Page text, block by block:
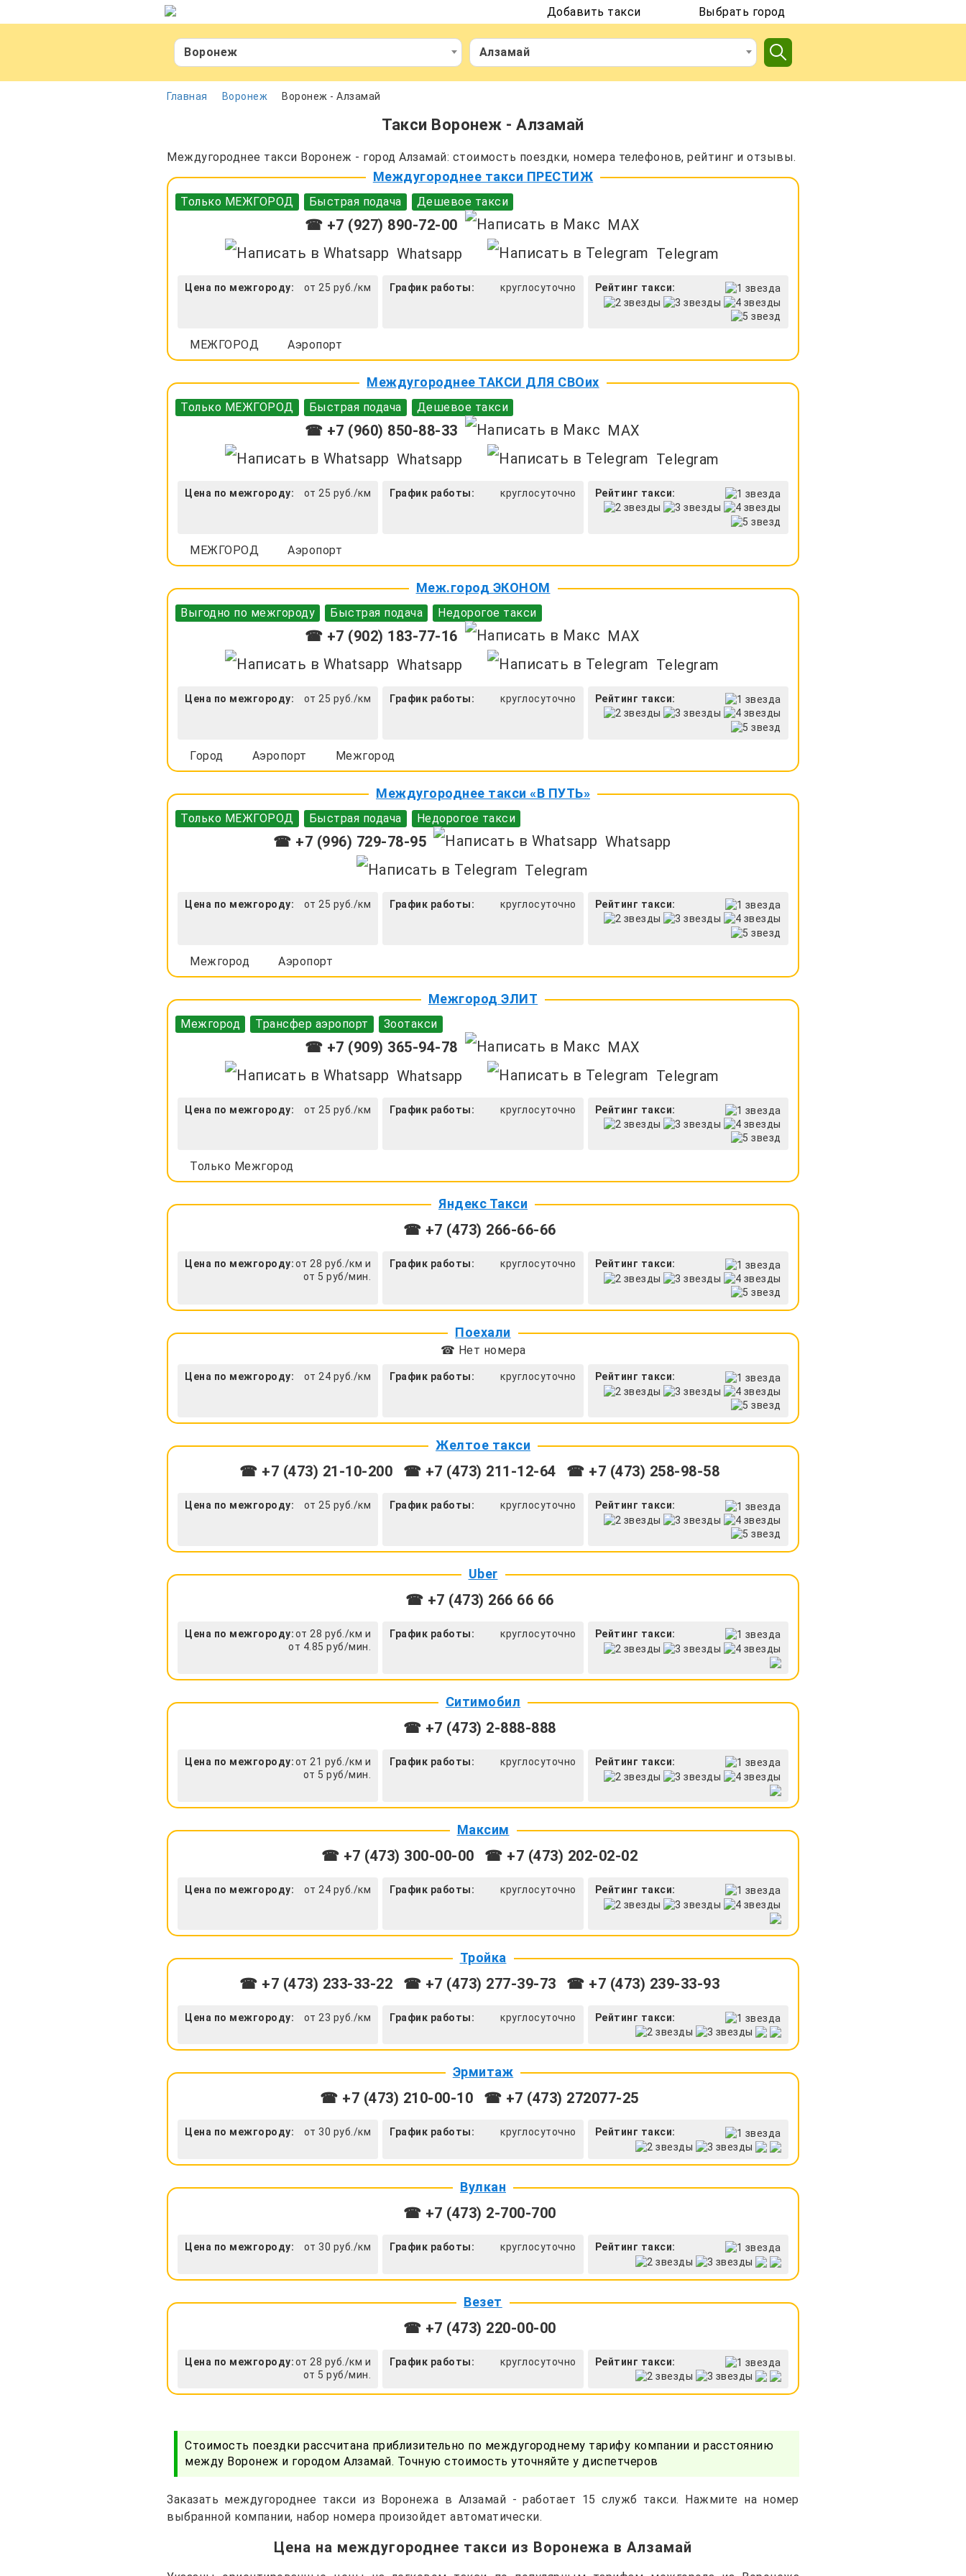
Добавить такси Выбрать город
Воронеж Алзамай
Главная Воронеж Воронеж - Алзамай
Такси Воронеж - Алзамай
Междугороднее такси Воронеж - город Алзамай: стоимость поездки, номера телефонов, рейтинг и отзывы.
Междугороднее такси ПРЕСТИЖ
Только МЕЖГОРОД Быстрая подача Дешевое такси
☎ +7 (927) 890-72-00
MAX
Whatsapp
Telegram
Цена по межгороду: от 25 руб./км График работы: круглосуточно Рейтинг такси:
МЕЖГОРОД Аэропорт
Междугороднее ТАКСИ ДЛЯ СВОих
Только МЕЖГОРОД Быстрая подача Дешевое такси
☎ +7 (960) 850-88-33
MAX
Whatsapp
Telegram
Цена по межгороду: от 25 руб./км График работы: круглосуточно Рейтинг такси:
МЕЖГОРОД Аэропорт
Меж.город ЭКОНОМ
Выгодно по межгороду Быстрая подача Недорогое такси
☎ +7 (902) 183-77-16
MAX
Whatsapp
Telegram
Цена по межгороду: от 25 руб./км График работы: круглосуточно Рейтинг такси:
Город Аэропорт Межгород
Междугороднее такси «В ПУТЬ»
Только МЕЖГОРОД Быстрая подача Недорогое такси
☎ +7 (996) 729-78-95
Whatsapp
Telegram
Цена по межгороду: от 25 руб./км График работы: круглосуточно Рейтинг такси:
Межгород Аэропорт
Межгород ЭЛИТ
Межгород Трансфер аэропорт Зоотакси
☎ +7 (909) 365-94-78
MAX
Whatsapp
Telegram
Цена по межгороду: от 25 руб./км График работы: круглосуточно Рейтинг такси:
Только Межгород
Яндекс Такси
☎ +7 (473) 266-66-66
Цена по межгороду:от 28 руб./км и
от 5 руб/мин.
График работы: круглосуточно Рейтинг такси:
Поехали
☎ Нет номера
Цена по межгороду: от 24 руб./км График работы: круглосуточно Рейтинг такси:
Желтое такси
☎ +7 (473) 21-10-200 ☎ +7 (473) 211-12-64 ☎ +7 (473) 258-98-58
Цена по межгороду: от 25 руб./км График работы: круглосуточно Рейтинг такси:
Uber
☎ +7 (473) 266 66 66
Цена по межгороду:от 28 руб./км и
от 4.85 руб/мин.
График работы: круглосуточно Рейтинг такси:
Ситимобил
☎ +7 (473) 2-888-888
Цена по межгороду:от 21 руб./км и
от 5 руб/мин.
График работы: круглосуточно Рейтинг такси:
Максим
☎ +7 (473) 300-00-00 ☎ +7 (473) 202-02-02
Цена по межгороду: от 24 руб./км График работы: круглосуточно Рейтинг такси:
Тройка
☎ +7 (473) 233-33-22 ☎ +7 (473) 277-39-73 ☎ +7 (473) 239-33-93
Цена по межгороду: от 23 руб./км График работы: круглосуточно Рейтинг такси:
Эрмитаж
☎ +7 (473) 210-00-10 ☎ +7 (473) 272077-25
Цена по межгороду: от 30 руб./км График работы: круглосуточно Рейтинг такси:
Вулкан
☎ +7 (473) 2-700-700
Цена по межгороду: от 30 руб./км График работы: круглосуточно Рейтинг такси:
Везет
☎ +7 (473) 220-00-00
Цена по межгороду:от 28 руб./км и
от 5 руб/мин.
График работы: круглосуточно Рейтинг такси:
Стоимость поездки рассчитана приблизительно по междугороднему тарифу компании и расстоянию
между Воронеж и городом Алзамай. Точную стоимость уточняйте у диспетчеров
Заказать междугороднее такси из Воронежа в Алзамай - работает 15 служб такси. Нажмите на номер
выбранной компании, набор номера произойдет автоматически.
Цена на междугороднее такси из Воронежа в Алзамай